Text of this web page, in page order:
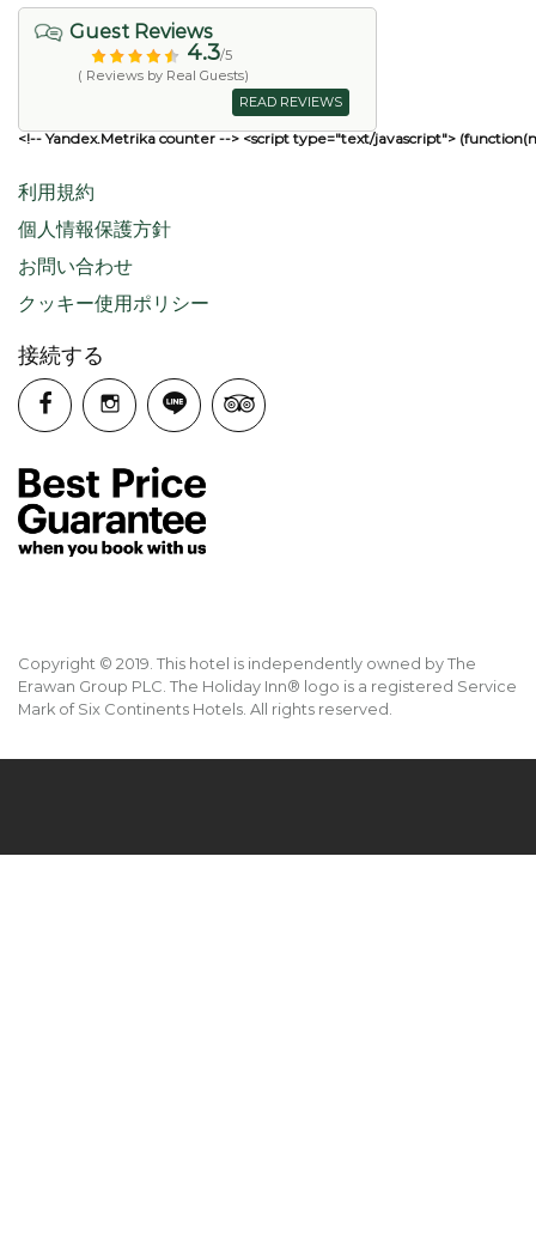
Guest Reviews
4.3/5
( Reviews by Real Guests)
READ REVIEWS
<!-- Yandex.Metrika counter --> <script type="text/javascript">
利用規約
個人情報保護方針
お問い合わせ
クッキー使用ポリシー
接続する
Copyright © 2019. This hotel is independently owned by The
Erawan Group PLC. The Holiday Inn® logo is a registered Service
Mark of Six Continents Hotels. All rights reserved.